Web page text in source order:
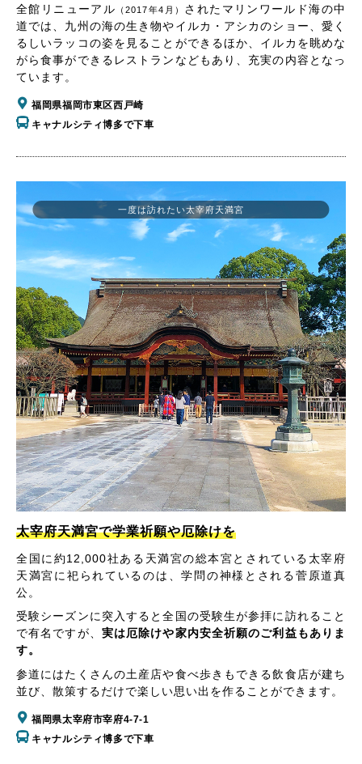
全館リニューアル （2017年4月） されたマリンワールド海の中
道では、九州の海の生き物やイルカ・アシカのショー、愛く
るしいラッコの姿を見ることができるほか、イルカを眺めな
がら食事ができるレストランなどもあり、充実の内容となっ
ています。
福岡県福岡市東区西戸崎
キャナルシティ博多で下車
太宰府天満宮で学業祈願や厄除けを
全国に約12,000社ある天満宮の総本宮とされている太宰府
天満宮に祀られているのは、学問の神様とされる菅原道真
公。
受験シーズンに突入すると全国の受験生が参拝に訪れること
で有名ですが、 実は厄除けや家内安全祈願のご利益もありま
す。
参道にはたくさんの土産店や食べ歩きもできる飲食店が建ち
並び、散策するだけで楽しい思い出を作ることができます。
福岡県太宰府市宰府4-7-1
キャナルシティ博多で下車
一度は訪れたい太宰府天満宮